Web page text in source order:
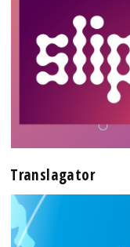
Translagator